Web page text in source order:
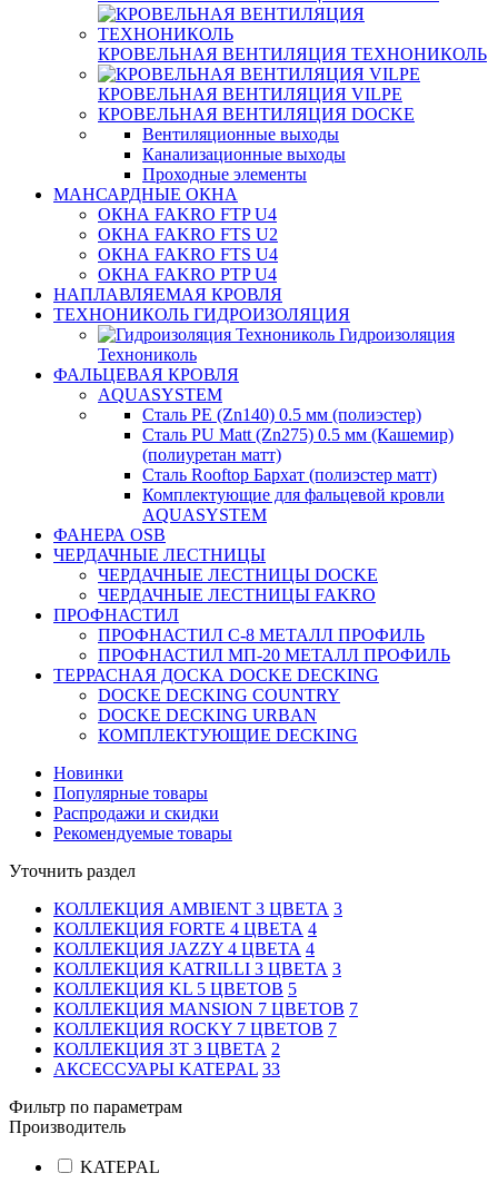
КРОВЕЛЬНАЯ ВЕНТИЛЯЦИЯ ТЕХНОНИКОЛЬ
КРОВЕЛЬНАЯ ВЕНТИЛЯЦИЯ VILPE
КРОВЕЛЬНАЯ ВЕНТИЛЯЦИЯ DOCKE
Вентиляционные выходы
Канализационные выходы
Проходные элементы
МАНСАРДНЫЕ ОКНА
ОКНА FAKRO FTP U4
ОКНА FAKRO FTS U2
ОКНА FAKRO FTS U4
ОКНА FAKRO PTP U4
НАПЛАВЛЯЕМАЯ КРОВЛЯ
ТЕХНОНИКОЛЬ ГИДРОИЗОЛЯЦИЯ
Гидроизоляция
Технониколь
ФАЛЬЦЕВАЯ КРОВЛЯ
AQUASYSTEM
Сталь PE (Zn140) 0.5 мм (полиэстер)
Сталь PU Matt (Zn275) 0.5 мм (Кашемир)
(полиуретан матт)
Сталь Rooftop Бархат (полиэстер матт)
Комплектующие для фальцевой кровли
AQUASYSTEM
ФАНЕРА OSB
ЧЕРДАЧНЫЕ ЛЕСТНИЦЫ
ЧЕРДАЧНЫЕ ЛЕСТНИЦЫ DOCKE
ЧЕРДАЧНЫЕ ЛЕСТНИЦЫ FAKRO
ПРОФНАСТИЛ
ПРОФНАСТИЛ C-8 МЕТАЛЛ ПРОФИЛЬ
ПРОФНАСТИЛ МП-20 МЕТАЛЛ ПРОФИЛЬ
ТЕРРАСНАЯ ДОСКА DOCKE DECKING
DOCKE DECKING COUNTRY
DOCKE DECKING URBAN
КОМПЛЕКТУЮЩИЕ DECKING
Новинки
Популярные товары
Распродажи и скидки
Рекомендуемые товары
Уточнить раздел
КОЛЛЕКЦИЯ AMBIENT 3 ЦВЕТА 3
КОЛЛЕКЦИЯ FORTE 4 ЦВЕТА 4
КОЛЛЕКЦИЯ JAZZY 4 ЦВЕТА 4
КОЛЛЕКЦИЯ KATRILLI 3 ЦВЕТА 3
КОЛЛЕКЦИЯ KL 5 ЦВЕТОВ 5
КОЛЛЕКЦИЯ MANSION 7 ЦВЕТОВ 7
КОЛЛЕКЦИЯ ROCKY 7 ЦВЕТОВ 7
КОЛЛЕКЦИЯ ЗТ 3 ЦВЕТА 2
АКСЕССУАРЫ KATEPAL 33
Фильтр по параметрам
Производитель
KATEPAL